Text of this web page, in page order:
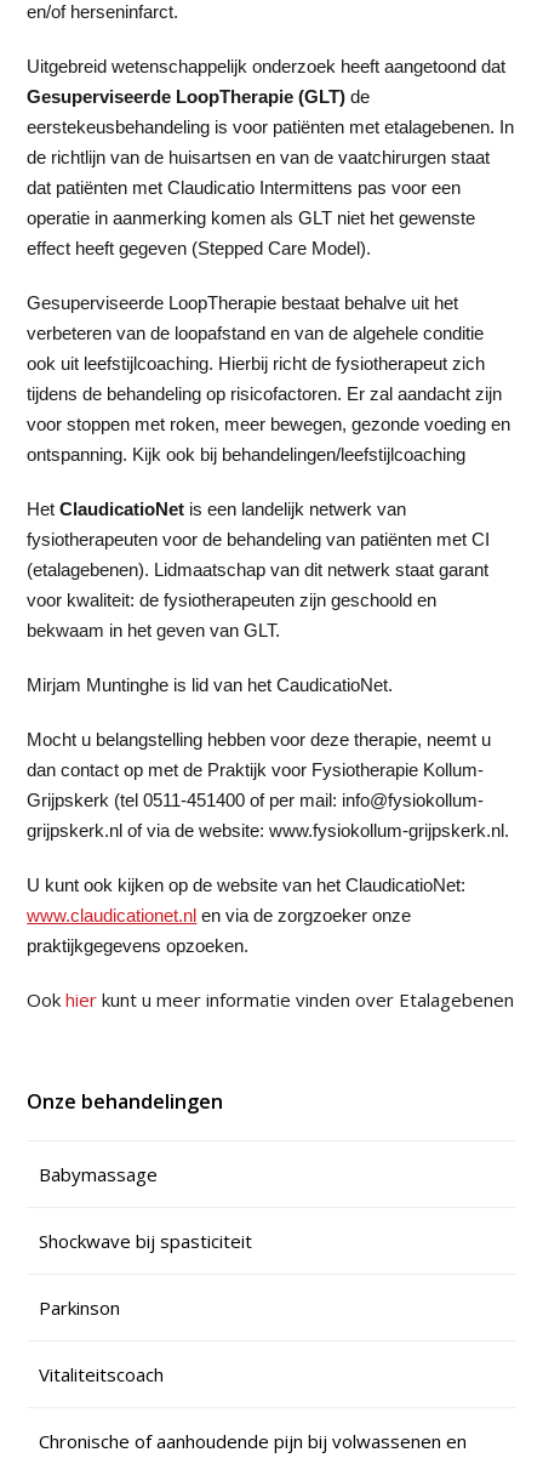
en/of herseninfarct.
Uitgebreid wetenschappelijk onderzoek heeft aangetoond dat
Gesuperviseerde LoopTherapie (GLT) de
eerstekeusbehandeling is voor patiënten met etalagebenen. In
de richtlijn van de huisartsen en van de vaatchirurgen staat
dat patiënten met Claudicatio Intermittens pas voor een
operatie in aanmerking komen als GLT niet het gewenste
effect heeft gegeven (Stepped Care Model).
Gesuperviseerde LoopTherapie bestaat behalve uit het
verbeteren van de loopafstand en van de algehele conditie
ook uit leefstijlcoaching. Hierbij richt de fysiotherapeut zich
tijdens de behandeling op risicofactoren. Er zal aandacht zijn
voor stoppen met roken, meer bewegen, gezonde voeding en
ontspanning. Kijk ook bij behandelingen/leefstijlcoaching
HetClaudicatioNet is een landelijk netwerk van
fysiotherapeuten voor de behandeling van patiënten met CI
(etalagebenen). Lidmaatschap van dit netwerk staat garant
voor kwaliteit: de fysiotherapeuten zijn geschoold en
bekwaam in het geven van GLT.
Mirjam Muntinghe is lid van het CaudicatioNet.
Mocht u belangstelling hebben voor deze therapie, neemt u
dan contact op met de Praktijk voor Fysiotherapie Kollum-
Grijpskerk (tel 0511-451400 of per mail: info@fysiokollum-
grijpskerk.nlof via de website: www.fysiokollum-grijpskerk.nl.
U kunt ook kijken op de website van het ClaudicatioNet:
www.claudicationet.nl en via de zorgzoeker onze
praktijkgegevens opzoeken.
Ookhier kunt u meer informatie vinden over Etalagebenen
Onze behandelingen
Babymassage
Shockwave bij spasticiteit
Parkinson
Vitaliteitscoach
Chronische of aanhoudende pijn bij volwassenen en